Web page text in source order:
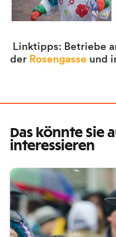
Linktipps: Betriebe
der Rosengasse und
Das könnte Sie
interessieren